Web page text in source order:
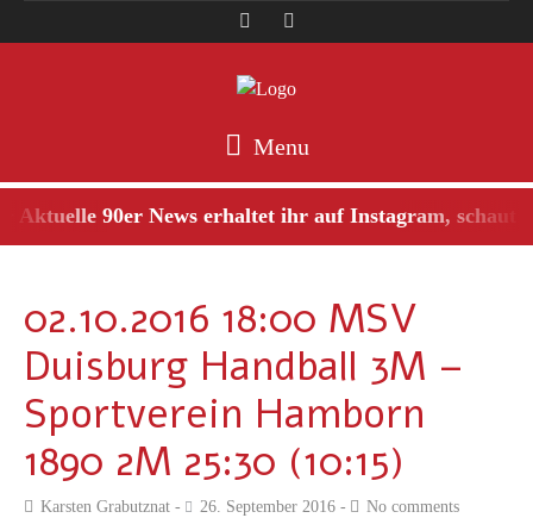
Menu
90er News erhaltet ihr auf Instagram, schaut
02.10.2016 18:00 MSV
Duisburg Handball 3M –
Sportverein Hamborn
1890 2M 25:30 (10:15)
Karsten Grabutznat 26. September 2016 No comments